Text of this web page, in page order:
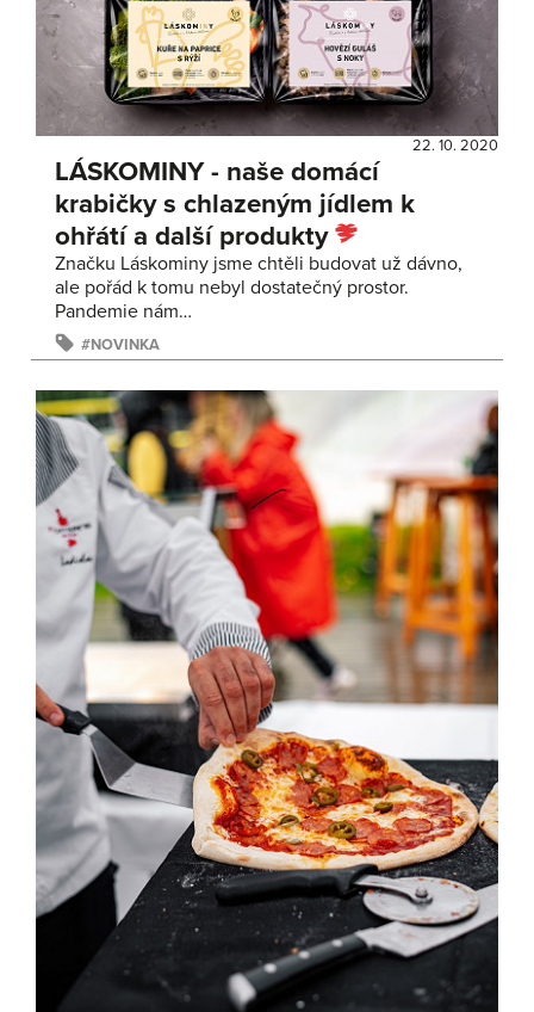
22. 10. 2020
LÁSKOMINY - naše domácí
krabičky s chlazeným jídlem k
ohřátí a další produkty
Značku Láskominy jsme chtěli budovat už dávno,
ale pořád k tomu nebyl dostatečný prostor.
Pandemie nám…
NOVINKA